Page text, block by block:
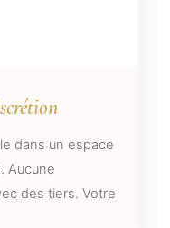
dans un espace
Aucune
des tiers. Votre